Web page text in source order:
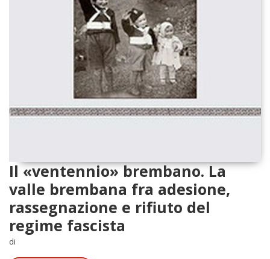
Il «ventennio» brembano. La
valle brembana fra adesione,
rassegnazione e rifiuto del
regime fascista
di